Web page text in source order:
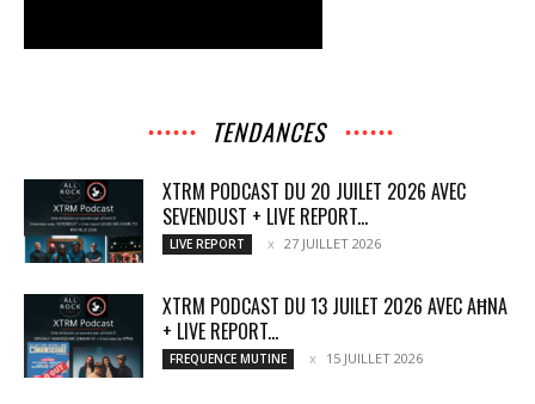
TENDANCES
XTRM PODCAST DU 20 JUILET 2026 AVEC
SEVENDUST + LIVE REPORT...
LIVE REPORT 27 JUILLET 2026
XTRM PODCAST DU 13 JUILET 2026 AVEC AĦNA
+ LIVE REPORT...
FREQUENCE MUTINE 15 JUILLET 2026